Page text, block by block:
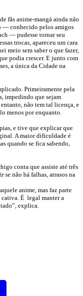
fãs anime-mangá ainda não
— conhecido pelos amigos
— pudesse tornar seu
trocas, apareceu um cara
meio sem saber o que fazer,
podia crescer. E junto com
a única da Cidade na
Primeiramente pela
impedindo que sejam
não tem tal licença, e
menos por enquanto.
e tive que explicar que
A maior dificuldade é
quando se fica sabendo,
conta que assiste até três
se não há falhas, atrasos na
anime, mas faz parte
cativa. É legal manter a
explica.